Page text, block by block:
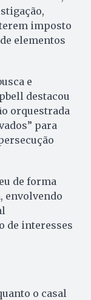
imposto
elementos
e
destacou
orquestrada
para
de forma
envolvendo
de interesses
o casal